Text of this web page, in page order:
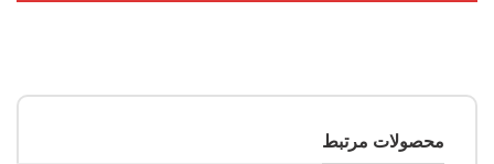
محصولات مرتبط